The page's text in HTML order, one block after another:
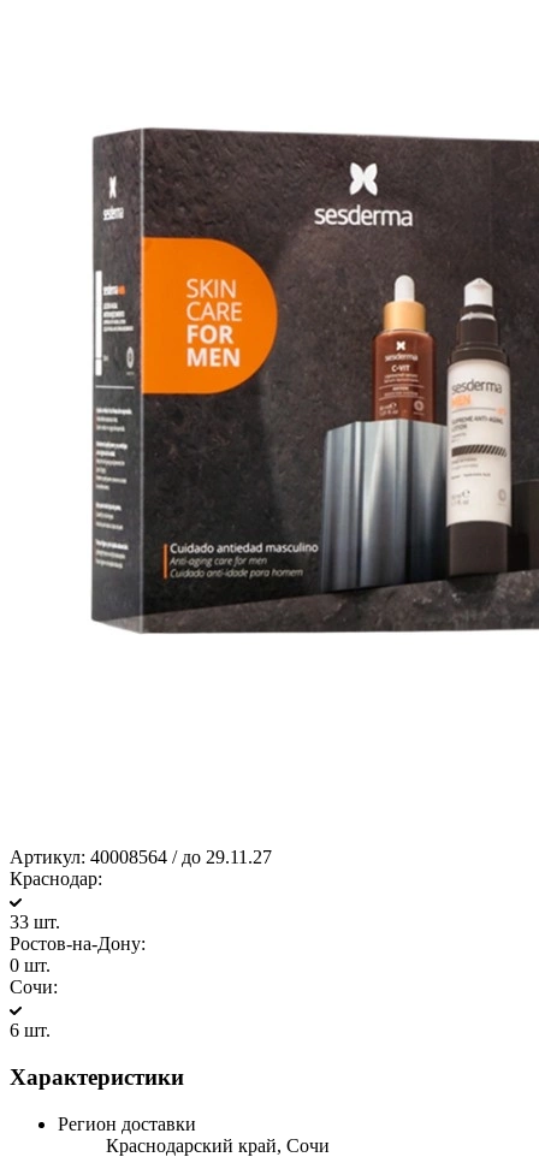
Артикул: 40008564 / до 29.11.27
Краснодар:
33 шт.
Ростов-на-Дону:
0 шт.
Сочи:
6 шт.
Характеристики
Регион доставки
Краснодарский край, Сочи